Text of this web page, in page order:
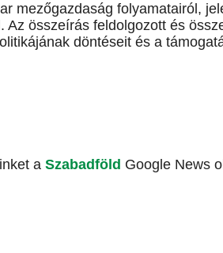
mezőgazdaság folyamatairól,
összeírás feldolgozott és
döntéseit és a
a Szabadföld Google News